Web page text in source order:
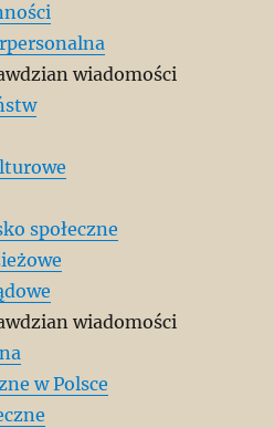
wiadomości
społeczne
wiadomości
w Polsce